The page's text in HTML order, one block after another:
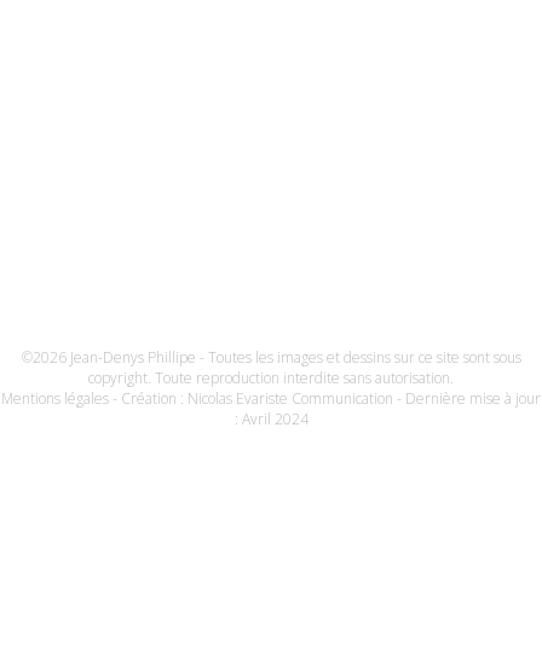
©2026 Jean-Denys Phillipe - Toutes les images et dessins sur ce site sont sous
copyright. Toute reproduction interdite sans autorisation.
Mentions légales - Création : Nicolas Evariste Communication - Dernière mise à jour
: Avril 2024